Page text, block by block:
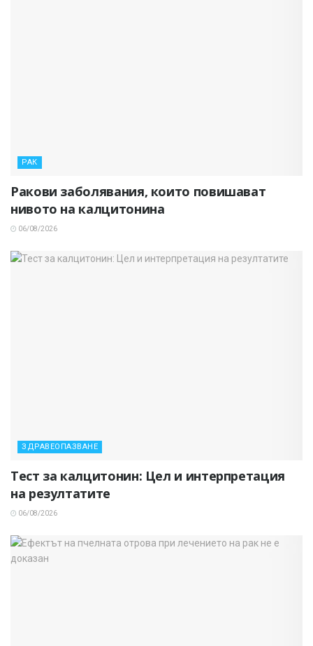
РАК
Ракови заболявания, които повишават
нивото на калцитонина
06/08/2026
ЗДРАВЕОПАЗВАНЕ
Тест за калцитонин: Цел и интерпретация
на резултатите
06/08/2026